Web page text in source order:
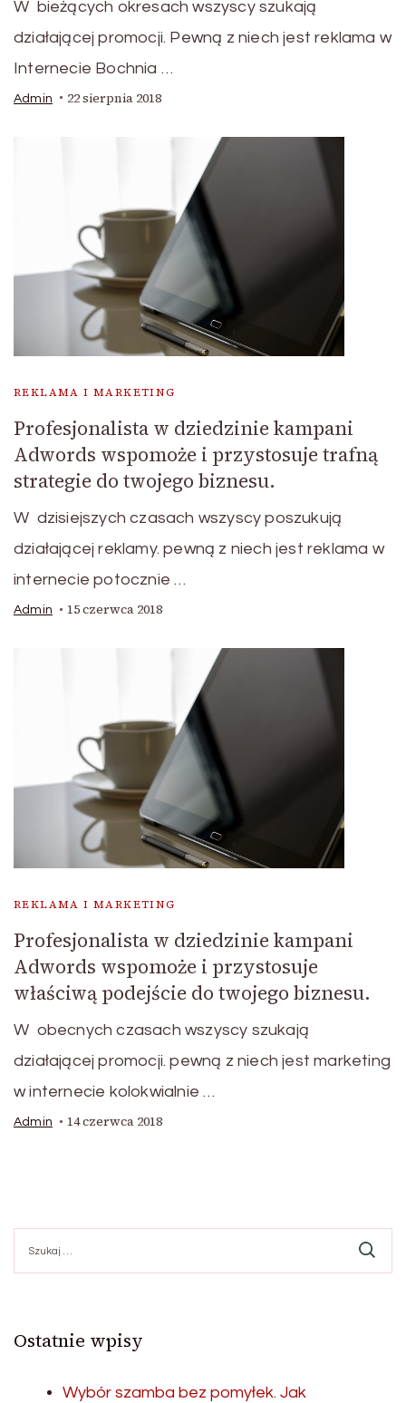
W bieżących okresach wszyscy szukają
działającej promocji. Pewną z niech jest reklama w
Internecie Bochnia …
Admin 22 sierpnia 2018
REKLAMA I MARKETING
Profesjonalista w dziedzinie kampani
Adwords wspomoże i przystosuje trafną
strategie do twojego biznesu.
W dzisiejszych czasach wszyscy poszukują
działającej reklamy. pewną z niech jest reklama w
internecie potocznie …
Admin 15 czerwca 2018
REKLAMA I MARKETING
Profesjonalista w dziedzinie kampani
Adwords wspomoże i przystosuje
właściwą podejście do twojego biznesu.
W obecnych czasach wszyscy szukają
działającej promocji. pewną z niech jest marketing
w internecie kolokwialnie …
Admin 14 czerwca 2018
Ostatnie wpisy
Wybór szamba bez pomyłek. Jak